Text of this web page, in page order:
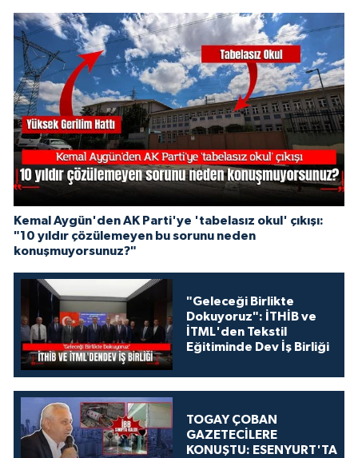
Kemal Aygün'den AK Parti'ye 'tabelasız okul' çıkışı:
"10 yıldır çözülemeyen bu sorunu neden
konuşmuyorsunuz?"
"Geleceği Birlikte
Dokuyoruz": İTHİB ve
İTML'den Tekstil
Eğitiminde Dev İş Birliği
TOGAY ÇOBAN
GAZETECİLERE
KONUŞTU: ESENYURT'TA